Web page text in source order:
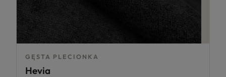
GĘSTA PLECIONKA
Hevia